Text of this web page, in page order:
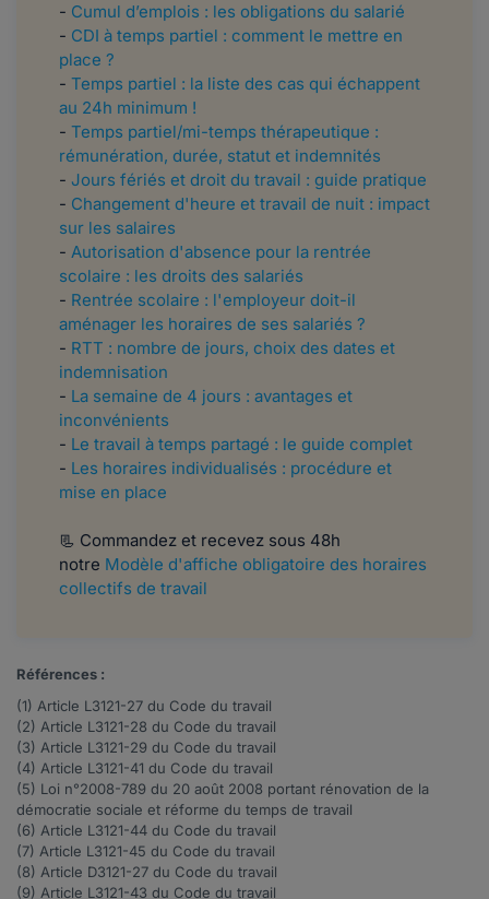
- Cumul d’emplois : les obligations du salarié
- CDI à temps partiel : comment le mettre en
place ?
- Temps partiel : la liste des cas qui échappent
au 24h minimum !
- Temps partiel/mi-temps thérapeutique :
rémunération, durée, statut et indemnités
- Jours fériés et droit du travail : guide pratique
- Changement d'heure et travail de nuit : impact
sur les salaires
- Autorisation d'absence pour la rentrée
scolaire : les droits des salariés
- Rentrée scolaire : l'employeur doit-il
aménager les horaires de ses salariés ?
- RTT : nombre de jours, choix des dates et
indemnisation
- La semaine de 4 jours : avantages et
inconvénients
- Le travail à temps partagé : le guide complet
- Les horaires individualisés : procédure et
mise en place
📃 ​​​​Commandez et recevez sous 48h
notre Modèle d'affiche obligatoire des horaires
collectifs de travail
Références :
(1) Article L3121-27 du Code du travail
(2) Article L3121-28 du Code du travail
(3) Article L3121-29 du Code du travail
(4) Article L3121-41 du Code du travail
(5) Loi n°2008-789 du 20 août 2008 portant rénovation de la
démocratie sociale et réforme du temps de travail
(6) Article L3121-44 du Code du travail
(7) Article L3121-45 du Code du travail
(8) Article D3121-27 du Code du travail
(9) Article L3121-43 du Code du travail